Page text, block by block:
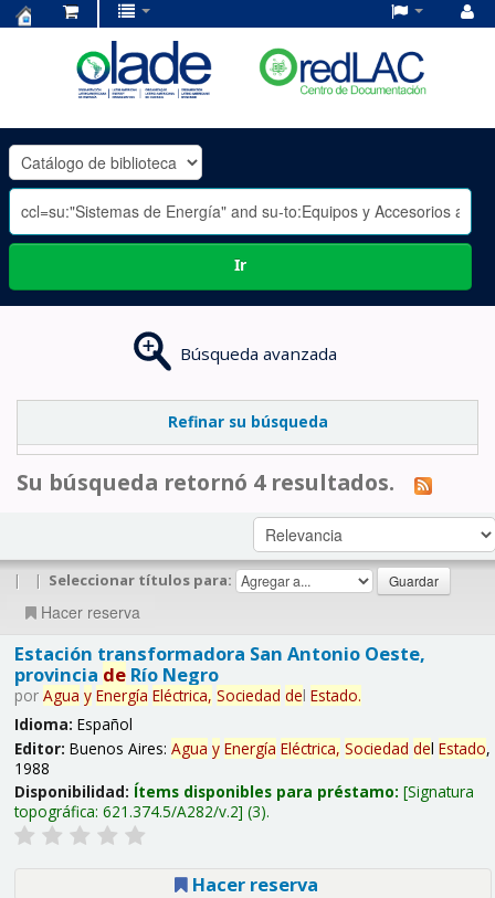
OLADE
-
Ir
Búsqueda avanzada
Refinar su búsqueda
Su búsqueda retornó 4 resultados.
| | Seleccionar títulos para:
Hacer reserva
Estación transformadora San Antonio Oeste,
provincia deRío Negro
por Agua y Energía Eléctrica, Sociedad del Estado.
Idioma: Español
Editor: Buenos Aires: Agua y Energía Eléctrica, Sociedad del Estado,
1988
Disponibilidad: Ítems disponibles para préstamo: Signatura
topográfica: 621.374.5/A282/v.2 (3).
Hacer reserva